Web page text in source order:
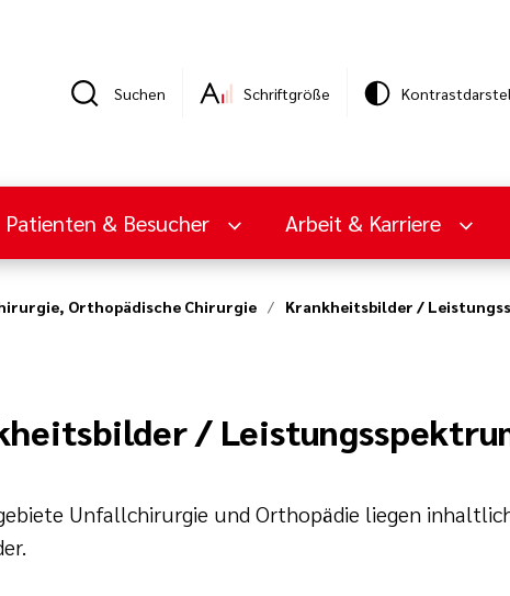
Suchen Schriftgröße
Patienten & Besucher Arbeit & Karriere
Orthopädische Chirurgie Krankheitsbilder /
/
Unfallchirurgie und Orthopädie liegen